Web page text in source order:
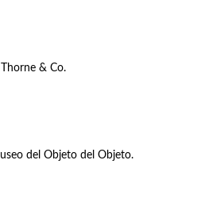
& Co.
del Objeto del Objeto.